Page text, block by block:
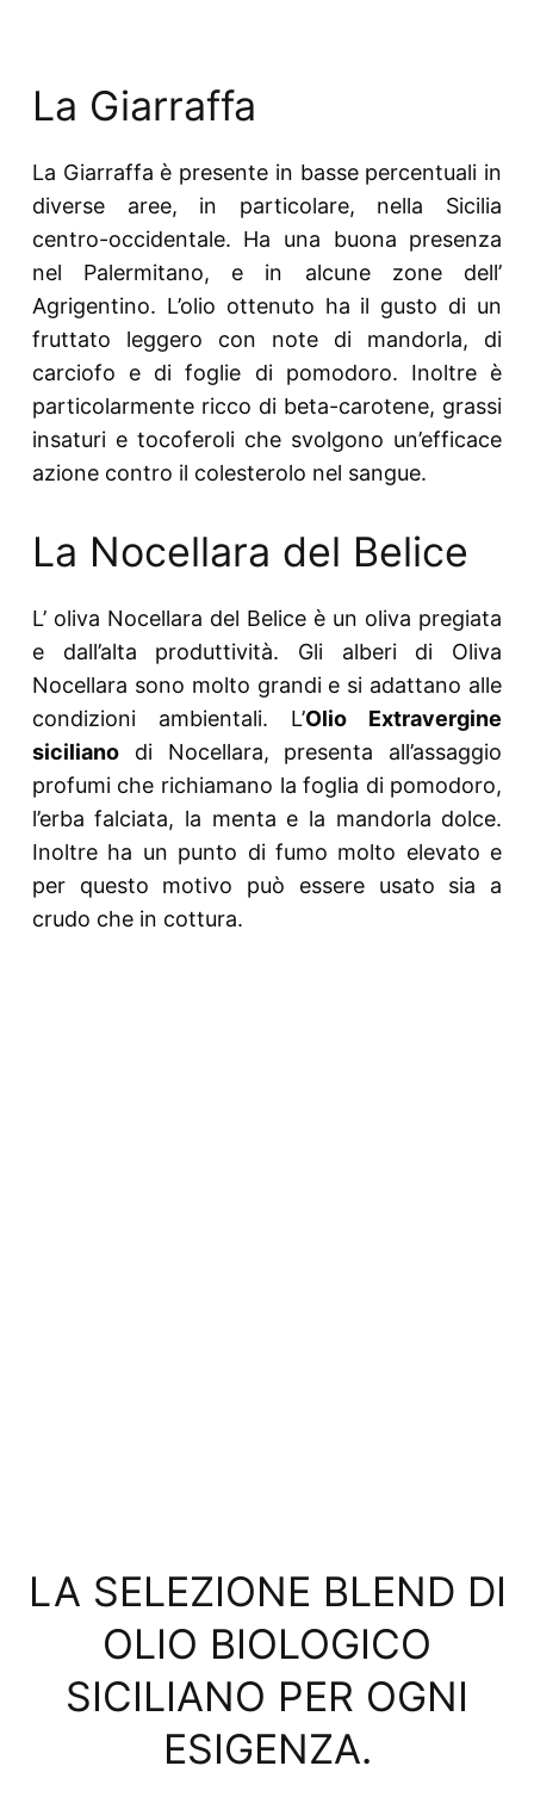
La Giarraffa
La Giarraffa è presente in basse percentuali in
diverse aree, in particolare, nella Sicilia
centro-occidentale. Ha una buona presenza
nel Palermitano, e in alcune zone dell’
Agrigentino. L’olio ottenuto ha il gusto di un
fruttato leggero con note di mandorla, di
carciofo e di foglie di pomodoro. Inoltre è
particolarmente ricco di beta-carotene, grassi
insaturi e tocoferoli che svolgono un’efficace
azione contro il colesterolo nel sangue.
La Nocellara del Belice
L’ oliva Nocellara del Belice è un oliva pregiata
e dall’alta produttività. Gli alberi di Oliva
Nocellara sono molto grandi e si adattano alle
condizioni ambientali. L’Olio Extravergine
sicilianodi Nocellara, presenta all’assaggio
profumi che richiamano la foglia di pomodoro,
l’erba falciata, la menta e la mandorla dolce.
Inoltre ha un punto di fumo molto elevato e
per questo motivo può essere usato sia a
crudo che in cottura.
LA SELEZIONE BLEND DI
OLIO BIOLOGICO
SICILIANO PER OGNI
ESIGENZA.